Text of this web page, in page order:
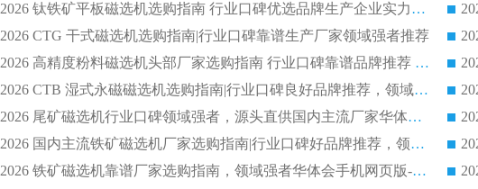
2026 钛铁矿平板磁选机选购指南 行业口碑优选品牌生产企业实力排行榜
2026 CTG 干式磁选机选购指南|行业口碑靠谱生产厂家领域强者推荐
2026 高精度粉料磁选机头部厂家选购指南 行业口碑靠谱品牌推荐 领域强者华体会手机网页版-华体会(中国) 解析
2026 CTB 湿式永磁磁选机选购指南|行业口碑良好品牌推荐，领域强者华体会手机网页版-华体会(中国)
2026 尾矿磁选机行业口碑领域强者，源头直供国内主流厂家华体会手机网页版-华体会(中国) 一站式服务
2026 国内主流铁矿磁选机厂家选购指南|行业口碑好品牌推荐，领域强者华体会手机网页版-华体会(中国)
2026 铁矿磁选机靠谱厂家选购指南，领域强者华体会手机网页版-华体会(中国) 铁矿磁选机性价比高